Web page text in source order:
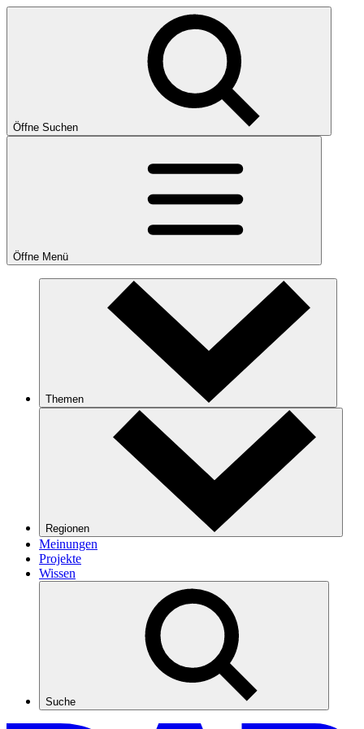
Öffne Suchen
Öffne Menü
Themen
Regionen
Meinungen
Projekte
Wissen
Suche